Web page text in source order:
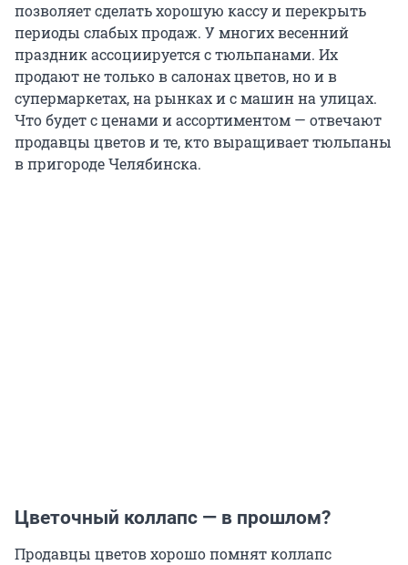
позволяет сделать хорошую кассу и перекрыть
периоды слабых продаж. У многих весенний
праздник ассоциируется с тюльпанами. Их
продают не только в салонах цветов, но и в
супермаркетах, на рынках и с машин на улицах.
Что будет с ценами и ассортиментом — отвечают
продавцы цветов и те, кто выращивает тюльпаны
в пригороде Челябинска.
Цветочный коллапс — в прошлом?
Продавцы цветов хорошо помнят коллапс